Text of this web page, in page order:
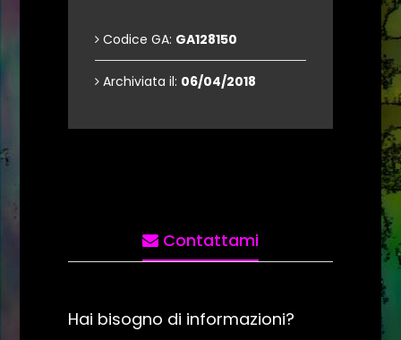
Codice GA: GA128150
Archiviata il: 06/04/2018
Contattami
Hai bisogno di informazioni?